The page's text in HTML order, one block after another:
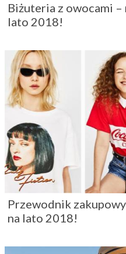
Biżuteria z owocami –
lato 2018!
Przewodnik
na lato 2018!